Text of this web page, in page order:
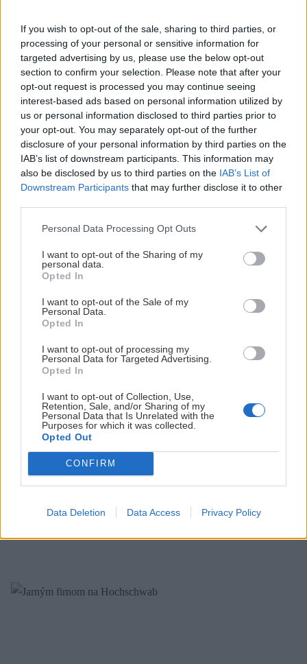
If you wish to opt-out of the sale, sharing to third parties, or
processing of your personal or sensitive information for
targeted advertising by us, please use the below opt-out
section to confirm your selection. Please note that after your
opt-out request is processed you may continue seeing
interest-based ads based on personal information utilized by
us or personal information disclosed to third parties prior to
your opt-out. You may separately opt-out of the further
disclosure of your personal information by third parties on the
IAB’s list of downstream participants. This information may
also be disclosed by us to third parties on the IAB’s List of
Downstream Participants that may further disclose it to other
Personal Data Processing Opt Outs
I want to opt-out of the Sharing of my
personal data.
Opted In
I want to opt-out of the Sale of my
Personal Data.
Opted In
I want to opt-out of processing my
Personal Data for Targeted Advertising.
Opted In
I want to opt-out of Collection, Use,
Retention, Sale, and/or Sharing of my
Personal Data that Is Unrelated with the
Purposes for which it was collected.
Opted Out
CONFIRM
Data Deletion Data Access Privacy Policy
Zagelkogel a Zagelkar sólo
Filip Jánoš 16. februára 2023